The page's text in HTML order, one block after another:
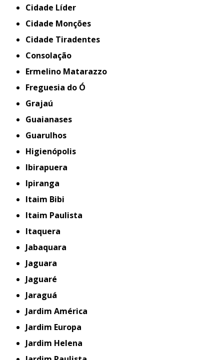
Cidade Líder
Cidade Monções
Cidade Tiradentes
Consolação
Ermelino Matarazzo
Freguesia do Ó
Grajaú
Guaianases
Guarulhos
Higienópolis
Ibirapuera
Ipiranga
Itaim Bibi
Itaim Paulista
Itaquera
Jabaquara
Jaguara
Jaguaré
Jaraguá
Jardim América
Jardim Europa
Jardim Helena